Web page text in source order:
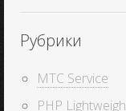
Рубрики
MTC Service
PHP